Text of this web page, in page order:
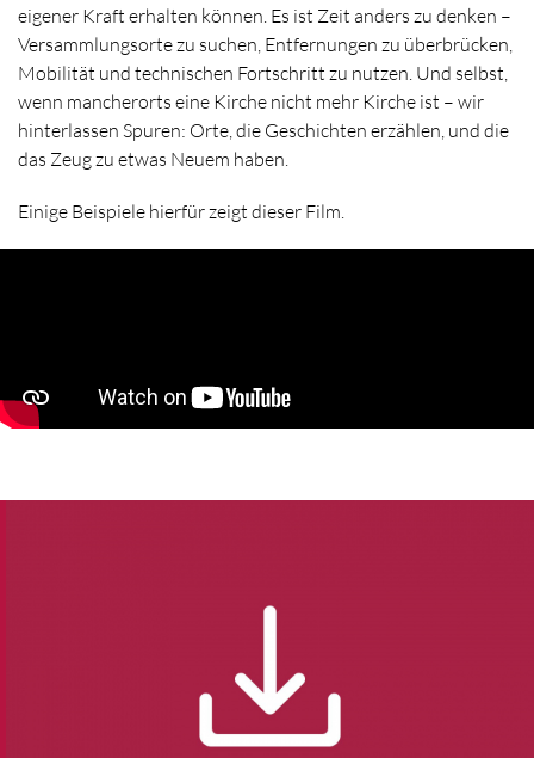
eigener Kraft erhalten können. Es ist Zeit anders zu denken –
Versammlungsorte zu suchen, Entfernungen zu überbrücken,
Mobilität und technischen Fortschritt zu nutzen. Und selbst,
wenn mancherorts eine Kirche nicht mehr Kirche ist – wir
hinterlassen Spuren: Orte, die Geschichten erzählen, und die
das Zeug zu etwas Neuem haben.
Einige Beispiele hierfür zeigt dieser Film.